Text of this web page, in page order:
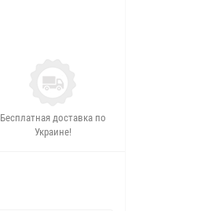
Бесплатная доставка по
Украине!